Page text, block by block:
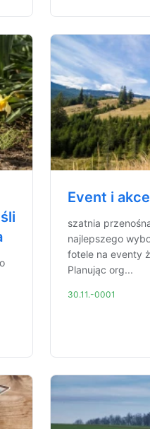
Event i
szatnia
najlepszego
fotele na eventy
Planując org...
30.11.-0001